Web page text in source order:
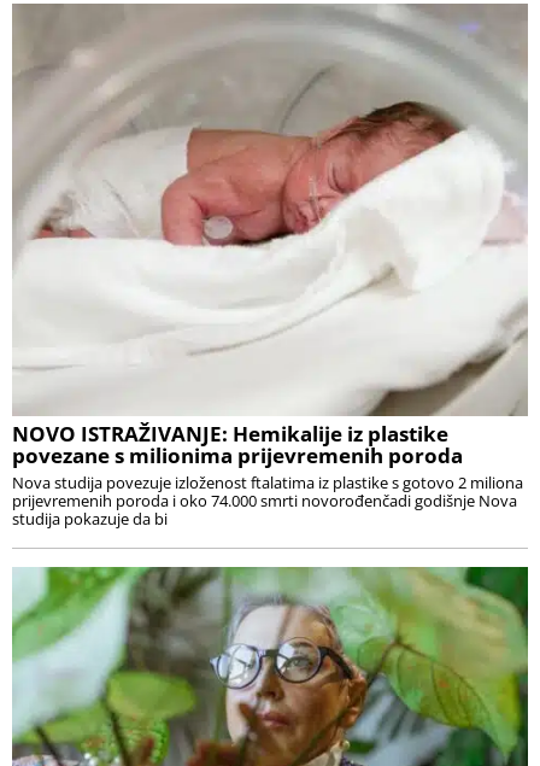
NOVO ISTRAŽIVANJE: Hemikalije iz plastike
povezane s milionima prijevremenih poroda
Nova studija povezuje izloženost ftalatima iz plastike s gotovo 2 miliona
prijevremenih poroda i oko 74.000 smrti novorođenčadi godišnje Nova
studija pokazuje da bi